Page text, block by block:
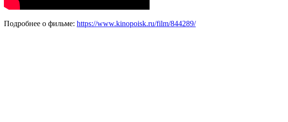
Подробнее о фильме: https://www.kinopoisk.ru/film/844289/